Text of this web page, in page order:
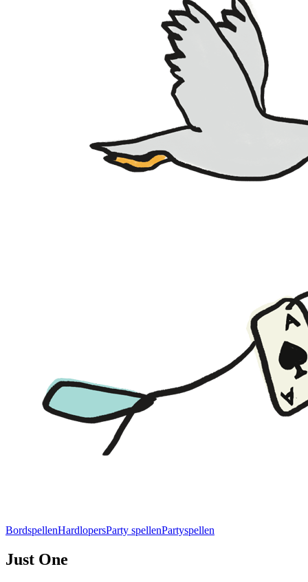
BordspellenHardlopersParty spellenPartyspellen
Just One